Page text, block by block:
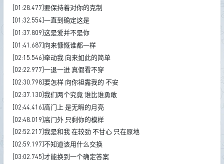
[01:28.477]要保持着对你的克制
[01:32.554]一直到确定这是
[01:37.809]这是爱并不是你
[01:41.687]向来慷慨谁都一样
[02:15.546]牵动我 向来如此的简单
[02:22.977]一退一进 真假看不穿
[02:30.798]要怎样 向你袒露我的 不安
[02:37.130]我们两个究竟 谁比谁勇敢
[02:44.416]高门上 是无暇的月亮
[02:48.019]高门外 只剩你的模样
[02:52.217]我是和我 在较劲 不甘心 只在原地
[02:59.197]不知道该用什么交换
[03:02.745]才能换到一个确定答案